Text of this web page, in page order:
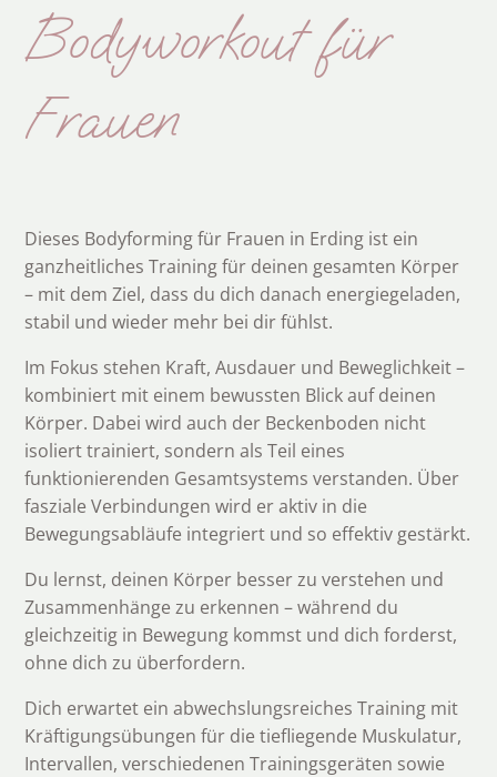
Bodyworkout für
Frauen
Dieses Bodyforming für Frauen in Erding ist ein
ganzheitliches Training für deinen gesamten Körper
– mit dem Ziel, dass du dich danach energiegeladen,
stabil und wieder mehr bei dir fühlst.
Im Fokus stehen Kraft, Ausdauer und Beweglichkeit –
kombiniert mit einem bewussten Blick auf deinen
Körper. Dabei wird auch der Beckenboden nicht
isoliert trainiert, sondern als Teil eines
funktionierenden Gesamtsystems verstanden. Über
fasziale Verbindungen wird er aktiv in die
Bewegungsabläufe integriert und so effektiv gestärkt.
Du lernst, deinen Körper besser zu verstehen und
Zusammenhänge zu erkennen – während du
gleichzeitig in Bewegung kommst und dich forderst,
ohne dich zu überfordern.
Dich erwartet ein abwechslungsreiches Training mit
Kräftigungsübungen für die tiefliegende Muskulatur,
Intervallen, verschiedenen Trainingsgeräten sowie